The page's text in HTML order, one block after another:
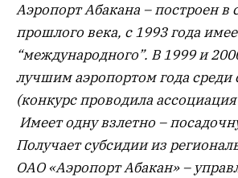
Аэропорт Абакана – построен в
прошлого века, с 1993 года
“международного”. В 1999 и
лучшим аэропортом года среди
(конкурс проводила
Имеет одну взлетно –
Получает субсидии из
ОАО «Аэропорт Абакан» –